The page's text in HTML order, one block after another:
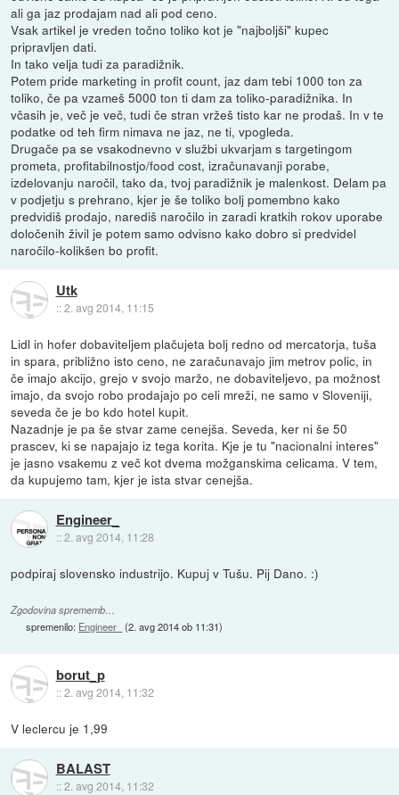
ali ga jaz prodajam nad ali pod ceno.
Vsak artikel je vreden točno toliko kot je "najboljši" kupec
pripravljen dati.
In tako velja tudi za paradižnik.
Potem pride marketing in profit count, jaz dam tebi 1000 ton za
toliko, če pa vzameš 5000 ton ti dam za toliko-paradižnika. In
včasih je, več je več, tudi če stran vržeš tisto kar ne prodaš. In v te
podatke od teh firm nimava ne jaz, ne ti, vpogleda.
Drugače pa se vsakodnevno v službi ukvarjam s targetingom
prometa, profitabilnostjo/food cost, izračunavanji porabe,
izdelovanju naročil, tako da, tvoj paradižnik je malenkost. Delam pa
v podjetju s prehrano, kjer je še toliko bolj pomembno kako
predvidiš prodajo, narediš naročilo in zaradi kratkih rokov uporabe
določenih živil je potem samo odvisno kako dobro si predvidel
naročilo-kolikšen bo profit.
Utk
::2. avg 2014, 11:15
Lidl in hofer dobaviteljem plačujeta bolj redno od mercatorja, tuša
in spara, približno isto ceno, ne zaračunavajo jim metrov polic, in
če imajo akcijo, grejo v svojo maržo, ne dobaviteljevo, pa možnost
imajo, da svojo robo prodajajo po celi mreži, ne samo v Sloveniji,
seveda če je bo kdo hotel kupit.
Nazadnje je pa še stvar zame cenejša. Seveda, ker ni še 50
prascev, ki se napajajo iz tega korita. Kje je tu "nacionalni interes"
je jasno vsakemu z več kot dvema možganskima celicama. V tem,
da kupujemo tam, kjer je ista stvar cenejša.
Engineer_
::2. avg 2014, 11:28
podpiraj slovensko industrijo. Kupuj v Tušu. Pij Dano. :)
Zgodovina sprememb…
spremenilo: Engineer_ (2. avg 2014 ob 11:31)
borut_p
::2. avg 2014, 11:32
V leclercu je 1,99
BALAST
::2. avg 2014, 11:32